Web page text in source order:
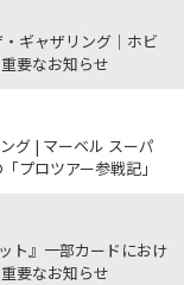
ギャザリング｜ホビ
要なお知らせ
グ | マーベル スーパ
プロツアー参戦記」
ト』一部カードにおけ
要なお知らせ